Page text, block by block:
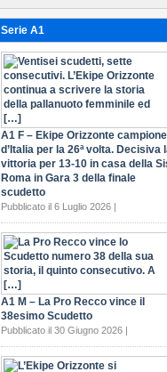
Serie A1
A1 F – Ekipe Orizzonte campione
d’Italia per la 26ª volta. Decisiva
vittoria per 13-10 in casa della
Roma in Gara 3 della finale
scudetto
Pubblicato il 6 Luglio 2026 |
A1 M – La Pro Recco vince il
38esimo Scudetto
Pubblicato il 30 Giugno 2026 |